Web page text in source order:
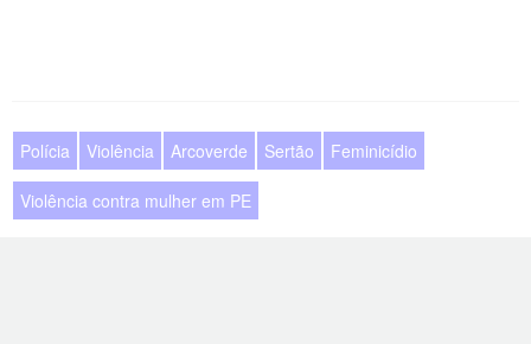
Polícia Violência Arcoverde Sertão Feminicídio
Violência contra mulher em PE